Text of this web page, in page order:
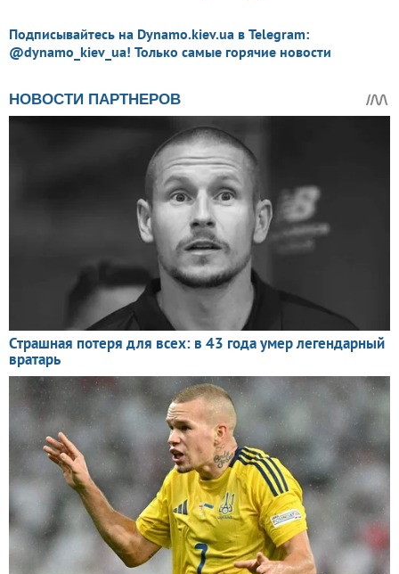
Подписывайтесь на Dynamo.kiev.ua в Telegram:
@dynamo_kiev_ua! Только самые горячие новости